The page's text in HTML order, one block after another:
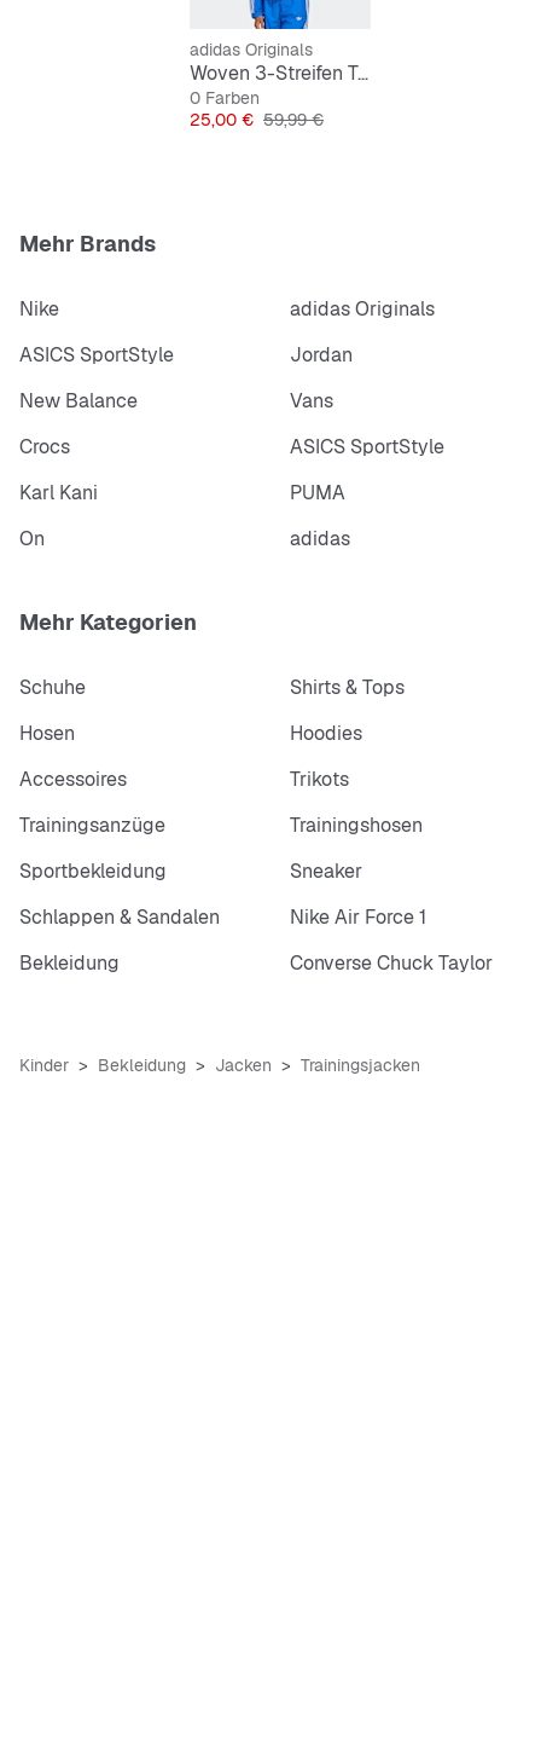
adidas Originals
Woven 3-Streifen Trainingsjacke
0 Farben
Preis
25,00 € Originalpreis
59,99 €
Mehr Brands
Nike
adidas Originals
ASICS SportStyle
Jordan
New Balance
Vans
Crocs
ASICS SportStyle
Karl Kani
PUMA
On
adidas
Mehr Kategorien
Schuhe
Shirts & Tops
Hosen
Hoodies
Accessoires
Trikots
Trainingsanzüge
Trainingshosen
Sportbekleidung
Sneaker
Schlappen & Sandalen
Nike Air Force 1
Bekleidung
Converse Chuck Taylor
Kinder Bekleidung Jacken Trainingsjacken